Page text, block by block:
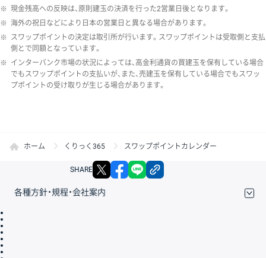
※ 現金残高への反映は、原則建玉の決済を行った2営業日後となります。
※ 海外の祝日などにより日本の営業日と異なる場合があります。
※ スワップポイントの決定は取引所が行います。スワップポイントは受取側と支払
側とで同額となっています。
※ インターバンク市場の状況によっては、高金利通貨の買建玉を保有している場合
でもスワップポイントの支払いが、また、売建玉を保有している場合でもスワッ
プポイントの受け取りが生じる場合があります。
ホーム くりっく365 スワップポイントカレンダー
SHARE X facebook
各種方針・規程・会社案内